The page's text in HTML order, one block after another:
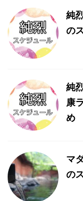
純
の
純
康
め
マ
の